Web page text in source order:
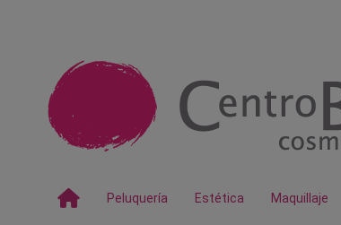
Peluquería Estética Maquillaje